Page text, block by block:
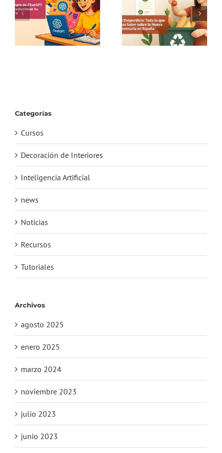
Categorías
Cursos
Decoración de Interiores
Inteligencia Artificial
news
Noticias
Recursos
Tutoriales
Archivos
agosto 2025
enero 2025
marzo 2024
noviembre 2023
julio 2023
junio 2023